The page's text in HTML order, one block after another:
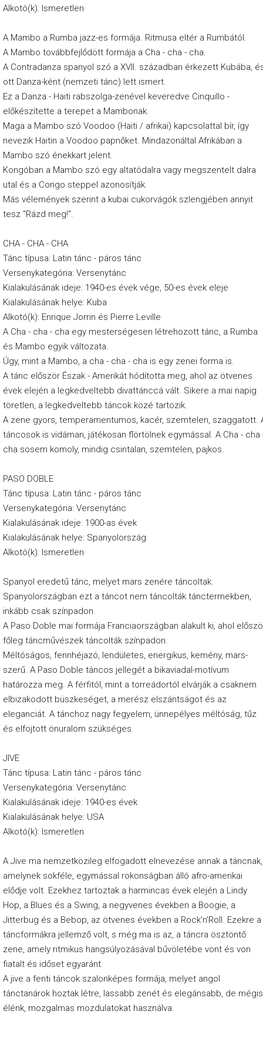
Alkotó(k): Ismeretlen
A Mambo a Rumba jazz-es formája. Ritmusa eltér a Rumbától.
A Mambo továbbfejlődött formája a Cha - cha - cha.
A Contradanza spanyol szó a XVII. században érkezett Kubába,
ott Danza-ként (nemzeti tánc) lett ismert.
Ez a Danza - Haiti rabszolga-zenével keveredve Cinquillo -
előkészítette a terepet a Mambonak.
Maga a Mambo szó Voodoo (Haiti / afrikai) kapcsolattal bír, így
nevezik Haitin a Voodoo papnőket. Mindazonáltal Afrikában a
Mambo szó énekkart jelent.
Kongóban a Mambo szó egy altatódalra vagy megszentelt dalra
utal és a Congo steppel azonosítják.
Más vélemények szerint a kubai cukorvágók szlengjében annyit
tesz "Rázd meg!".
CHA - CHA - CHA
Tánc típusa: Latin tánc - páros tánc
Versenykategória: Versenytánc
Kialakulásának ideje: 1940-es évek vége, 50-es évek eleje
Kialakulásának helye: Kuba
Alkotó(k): Enrique Jorrin és Pierre Leville
A Cha - cha - cha egy mesterségesen létrehozott tánc, a Rumba
és Mambo egyik változata.
Úgy, mint a Mambo, a cha - cha - cha is egy zenei forma is.
A tánc először Észak - Amerikát hódította meg, ahol az ötvenes
évek elején a legkedveltebb divattánccá vált. Sikere a mai napig
töretlen, a legkedveltebb táncok közé tartozik.
A zene gyors, temperamentumos, kacér, szemtelen, szaggatott.
táncosok is vidáman, játékosan flörtölnek egymással. A Cha - cha
cha sosem komoly, mindig csintalan, szemtelen, pajkos.
PASO DOBLE
Tánc típusa: Latin tánc - páros tánc
Versenykategória: Versenytánc
Kialakulásának ideje: 1900-as évek
Kialakulásának helye: Spanyolország
Alkotó(k): Ismeretlen
Spanyol eredetű tánc, melyet mars zenére táncoltak.
Spanyolországban ezt a táncot nem táncolták tánctermekben,
inkább csak színpadon.
A Paso Doble mai formája Franciaországban alakult ki, ahol
főleg táncművészek táncolták színpadon.
Méltóságos, fennhéjazó, lendületes, energikus, kemény, mars-
szerű. A Paso Doble táncos jellegét a bikaviadal-motívum
határozza meg. A férfitól, mint a torreádortól elvárják a csaknem
elbizakodott büszkeséget, a merész elszántságot és az
eleganciát. A tánchoz nagy fegyelem, ünnepélyes méltóság, tűz
és elfojtott önuralom szükséges.
JIVE
Tánc típusa: Latin tánc - páros tánc
Versenykategória: Versenytánc
Kialakulásának ideje: 1940-es évek
Kialakulásának helye: USA
Alkotó(k): Ismeretlen
A Jive ma nemzetközileg elfogadott elnevezése annak a táncnak,
amelynek sokféle, egymással rokonságban álló afro-amerikai
elődje volt. Ezekhez tartoztak a harmincas évek elején a Lindy
Hop, a Blues és a Swing, a negyvenes években a Boogie, a
Jitterbug és a Bebop, az ötvenes években a Rock'n'Roll. Ezekre a
táncformákra jellemző volt, s még ma is az, a táncra ösztöntő
zene, amely ritmikus hangsúlyozásával bűvöletébe vont és von
fiatalt és időset egyaránt.
A jive a fenti táncok szalonképes formája, melyet angol
tánctanárok hoztak létre, lassabb zenét és elegánsabb, de mégis
élénk, mozgalmas mozdulatokat használva.